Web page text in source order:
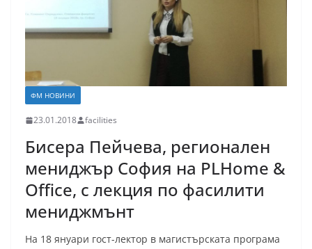
ФМ НОВИНИ
23.01.2018 facilities
Бисера Пейчева, регионален
мениджър София на PLHome &
Office, с лекция по фасилити
мениджмънт
На 18 януари гост-лектор в магистърската програма